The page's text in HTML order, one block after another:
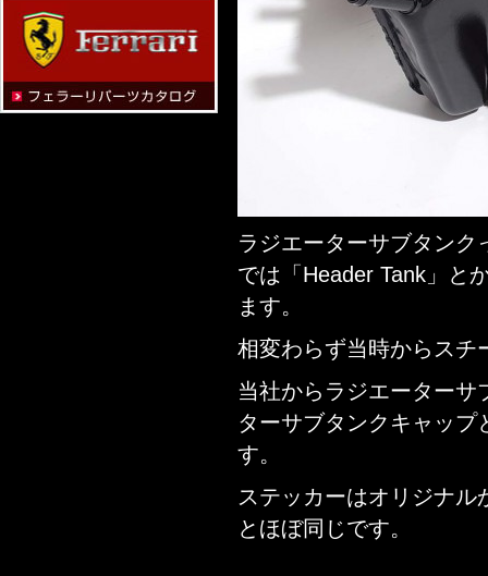
ラジエーターサブタン
では「Header Tank」と
ます。
相変わらず当時からスチ
当社からラジエーター
ターサブタンクキャッ
す。
ステッカーはオリジナ
とほぼ同じです。